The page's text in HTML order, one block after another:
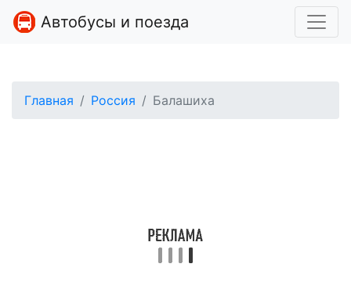
Автобусы и поезда
Главная Россия Балашиха